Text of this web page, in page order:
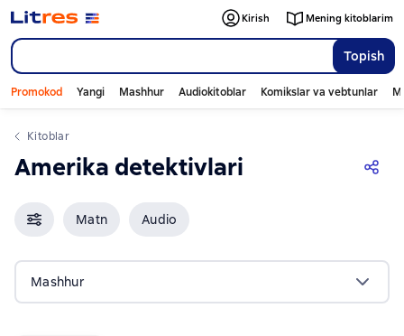
Topish
Kirish Mening kitoblarim
Promokod Yangi Mashhur Audiokitoblar Komikslar va vebtunlar
Kitoblar
Amerika detektivlari
Matn Audio
Mashhur